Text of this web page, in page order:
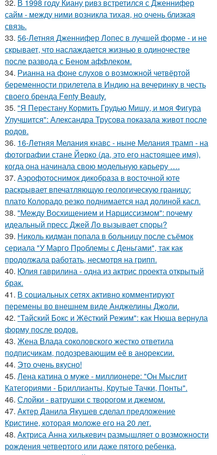
32. В 1998 году Киану ривз встретился с Дженнифер
сайм - между ними возникла тихая, но очень близкая
связь.
33. 56-Летняя Дженнифер Лопес в лучшей форме - и не
скрывает, что наслаждается жизнью в одиночестве
после развода с Беном аффлеком.
34. Рианна на фоне слухов о возможной четвёртой
беременности прилетела в Индию на вечеринку в честь
своего бренда Fenty Beauty.
35. "Я Перестану Кормить Грудью Мишу, и моя Фигура
Улучшится": Александра Трусова показала живот после
родов.
36. 16-Летняя Мелания кнавс - ныне Мелания трамп - на
фотографии стане Йерко (да, это его настоящее имя),
когда она начинала свою модельную карьеру ….
37. Аэрофотоснимок дикобpaза в восточной юте
раскрывает впечатляющую геологическую границу:
плато Колорадо резко поднимается над долиной касл.
38. "Между Восхищением и Нарциссизмом": почему
идеальный пресс Джей Ло вызывает споры?
39. Николь кидман попала в больницу после съёмок
сериала "У Марго Проблемы с Деньгами", так как
продолжала работать, несмотря на грипп.
40. Юлия гаврилина - одна из актрис проекта открытый
брак.
41. В социальных сетях активно комментируют
перемены во внешнем виде Анджелины Джоли.
42. "Тайский Бокс и Жёсткий Режим": как Нюша вернула
форму после родов.
43. Жена Влада соколовского жестко ответила
подписчикам, подозревающим её в анорексии.
44. Это очень вкусно!
45. Лена катина о муже - миллионере: "Он Мыслит
Категориями - Бриллианты, Крутые Тачки, Понты".
46. Слойки - ватрушки с творогом и джемом.
47. Актер Данила Якушев сделал предложение
Кристине, которая моложе его на 20 лет.
48. Актриса Анна хилькевич размышляет о возможности
рождения четвертого или даже пятого ребенка,